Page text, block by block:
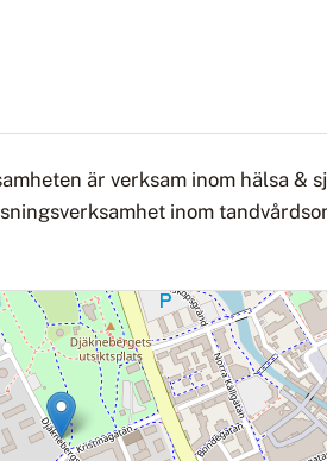
är verksam inom hälsa &
inom